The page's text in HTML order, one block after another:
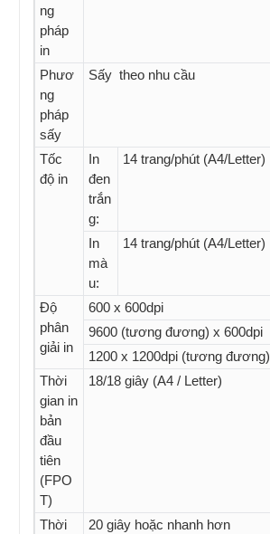
ng
pháp
in
Phươ
ng
pháp
sấy
Sấy theo nhu cầu
Tốc
độ in
In
đen
trắn
g:
14 trang/phút (A4/Letter)
In
mà
u:
14 trang/phút (A4/Letter)
Độ
phân
giải in
600 x 600dpi
9600 (tương đương) x 600dpi
1200 x 1200dpi (tương đương)
Thời
gian in
bản
đầu
tiên
(FPO
T)
18/18 giây (A4 / Letter)
Thời
20 giây hoặc nhanh hơn